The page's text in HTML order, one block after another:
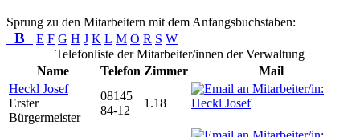
Sprung zu den Mitarbeitern mit dem Anfangsbuchstaben:
B E F G H J K L M O R S W
Telefonliste der Mitarbeiter/innen der Verwaltung
Name
Telefon Zimmer
Mail
Heckl Josef
Erster
Bürgermeister
08145
84-12
1.18